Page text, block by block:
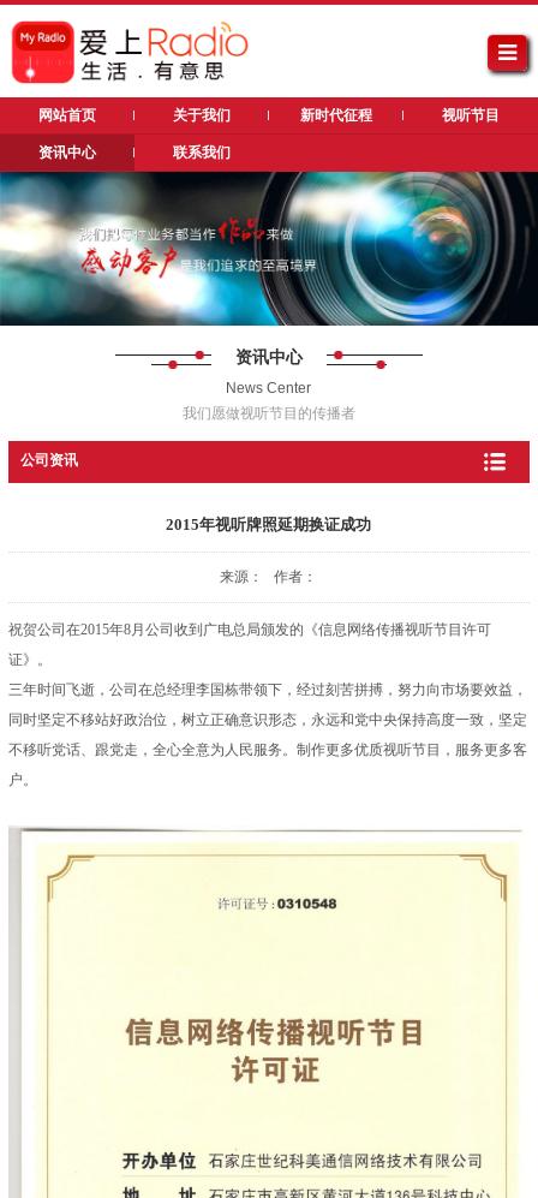
网站首页 关于我们 新时代征程 视听节目
资讯中心 联系我们
资讯中心
News Center
我们愿做视听节目的传播者
公司资讯
2015年视听牌照延期换证成功
来源： 作者：
祝贺公司在2015年8月公司收到广电总局颁发的《信息网络传播视听节目许可
证》。
三年时间飞逝，公司在总经理李国栋带领下，经过刻苦拼搏，努力向市场要效益，
同时坚定不移站好政治位，树立正确意识形态，永远和党中央保持高度一致，坚定
不移听党话、跟党走，全心全意为人民服务。制作更多优质视听节目，服务更多客
户。